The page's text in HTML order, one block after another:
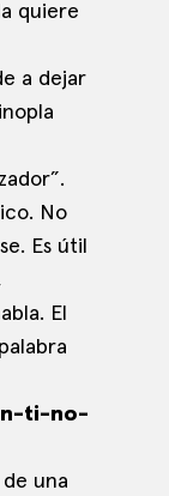
quiere
a dejar
No
Es útil
El
ti-no-
una